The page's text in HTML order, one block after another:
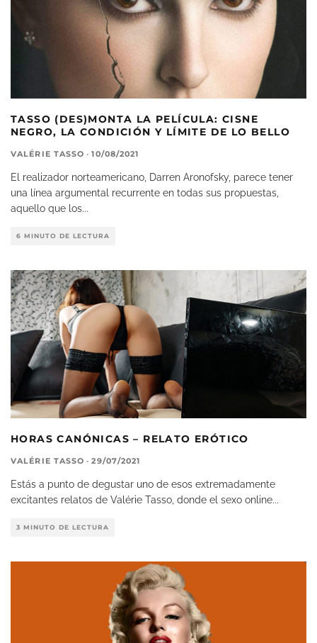
TASSO (DES)MONTA LA PELÍCULA: CISNE
NEGRO, LA CONDICIÓN Y LÍMITE DE LO BELLO
VALÉRIE TASSO · 10/08/2021
El realizador norteamericano, Darren Aronofsky, parece tener
una línea argumental recurrente en todas sus propuestas,
aquello que los...
6 MINUTO DE LECTURA
HORAS CANÓNICAS – RELATO ERÓTICO
VALÉRIE TASSO · 29/07/2021
Estás a punto de degustar uno de esos extremadamente
excitantes relatos de Valérie Tasso, donde el sexo online...
3 MINUTO DE LECTURA